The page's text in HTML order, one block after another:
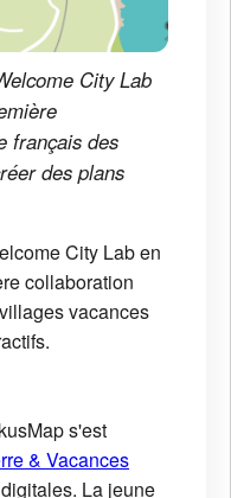
City Lab
français des
des plans
City Lab en
collaboration
vacances
s'est
& Vacances
La jeune